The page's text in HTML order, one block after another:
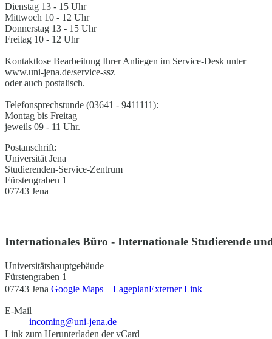
Dienstag 13 - 15 Uhr
Mittwoch 10 - 12 Uhr
Donnerstag 13 - 15 Uhr
Freitag 10 - 12 Uhr
Kontaktlose Bearbeitung Ihrer Anliegen im Service-Desk unter
www.uni-jena.de/service-ssz
oder auch postalisch.
Telefonsprechstunde (03641 - 9411111):
Montag bis Freitag
jeweils 09 - 11 Uhr.
Postanschrift:
Universität Jena
Studierenden-Service-Zentrum
Fürstengraben 1
07743 Jena
Internationales Büro - Internationale Studierende
Universitätshauptgebäude
Fürstengraben 1
07743 Jena Google Maps – LageplanExterner Link
E-Mail
incoming@uni-jena.de
Link zum Herunterladen der vCard